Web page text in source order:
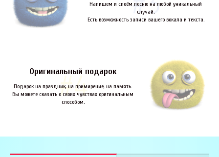
Напишем и споём песню на любой уникальный
случай.
Есть возможность записи вашего вокала и текста.
Оригинальный подарок
Подарок на праздник, на примирение, на память.
Вы можете сказать о своих чувствах оригинальным
способом.